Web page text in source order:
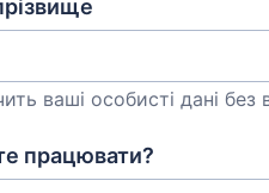
ваші особисті дані
працювати?